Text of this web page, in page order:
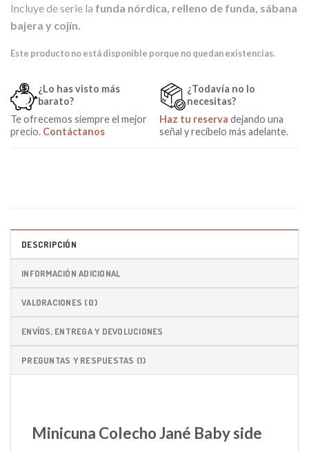
Incluye de serie la funda nórdica, relleno de funda, sábana
bajera y cojín.
Este producto no está disponible porque no quedan existencias.
¿Lo has visto más
barato?
Te ofrecemos siempre el mejor
precio. Contáctanos
¿Todavía no lo
necesitas?
Haz tu reserva dejando una
señal y recíbelo más adelante.
DESCRIPCIÓN
INFORMACIÓN ADICIONAL
VALORACIONES (0)
ENVÍOS, ENTREGA Y DEVOLUCIONES
PREGUNTAS Y RESPUESTAS (1)
Minicuna Colecho Jané Baby side